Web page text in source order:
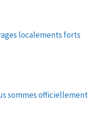
localements forts
sommes officiellement